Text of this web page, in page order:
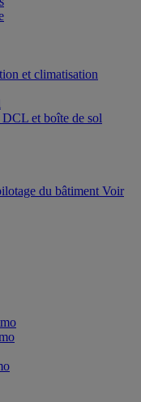
et climatisation
et boîte de sol
du bâtiment Voir